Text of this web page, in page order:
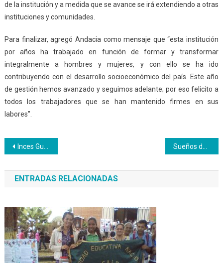
de la institución y a medida que se avance se irá extendiendo a otras
instituciones y comunidades.
Para finalizar, agregó Andacia como mensaje que “esta institución
por años ha trabajado en función de formar y transformar
integralmente a hombres y mujeres, y con ello se ha ido
contribuyendo con el desarrollo socioeconómico del país.
Este año
de gestión hemos avanzado y seguimos adelante; por eso felicito a
todos los trabajadores que se han mantenido firmes en sus
labores”.
Navegación
de
entradas
Inces Guárico celebra el 59° aniversario de la institución
ENTRADAS RELACIONADAS